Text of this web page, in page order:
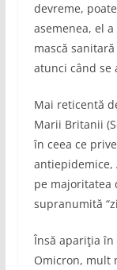
devreme,
asemenea, el
mască
atunci când se
Mai reticentă
Marii Britanii
în ceea ce
antiepidemice,
pe majoritatea
supranumită
Însă apariţia
Omicron, mult